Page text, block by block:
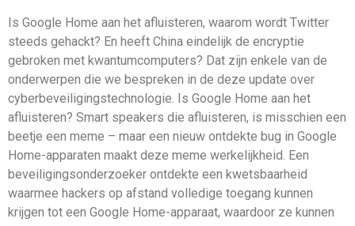
Is Google Home aan het afluisteren, waarom wordt Twitter
steeds gehackt? En heeft China eindelijk de encryptie
gebroken met kwantumcomputers? Dat zijn enkele van de
onderwerpen die we bespreken in de deze update over
cyberbeveiligingstechnologie. Is Google Home aan het
afluisteren? Smart speakers die afluisteren, is misschien een
beetje een meme – maar een nieuw ontdekte bug in Google
Home-apparaten maakt deze meme werkelijkheid. Een
beveiligingsonderzoeker ontdekte een kwetsbaarheid
waarmee hackers op afstand volledige toegang kunnen
krijgen tot een Google Home-apparaat, waardoor ze kunnen